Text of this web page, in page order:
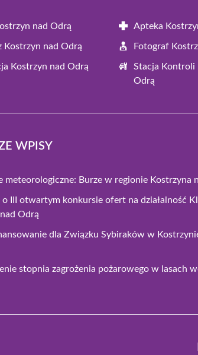
nad Odrą Apteka
Kostrzyn nad Odrą Fotograf
Kostrzyn nad Odrą
Stacja Kontroli
Odrą
WPISY
meteorologiczne: Burze w regionie Kostrzyna
o III otwartym konkursie ofert na działalność
Odrą
dla Związku Sybiraków w
stopnia zagrożenia pożarowego w lasach